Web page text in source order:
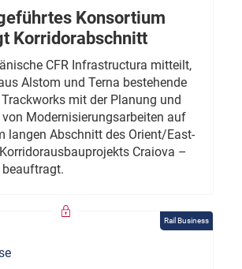
Konsortium
Korridorabschnitt
CFR Infrastructura mitteilt,
Alstom und Terna bestehende
mit der Planung und
Modernisierungsarbeiten auf
langen Abschnitt des Orient/East-
Craiova –
beauftragt.
Rail Business